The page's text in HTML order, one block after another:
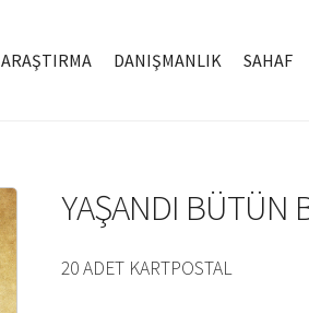
ARAŞTIRMA DANIŞMANLIK SAHAF
YAŞANDI
20 ADET KARTPOSTAL